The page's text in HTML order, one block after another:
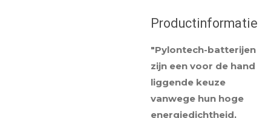
Productinformatie
"Pylontech-batterijen
zijn een voor de hand
liggende keuze
vanwege hun hoge
energiedichtheid,